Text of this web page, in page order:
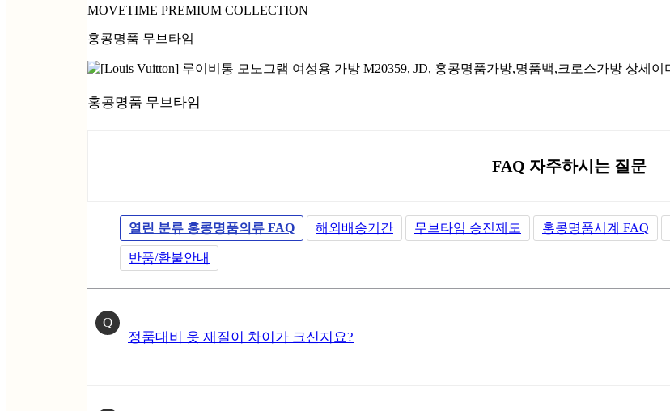
MOVETIME PREMIUM COLLECTION
홍콩명품 무브타임
홍콩명품 무브타임
FAQ 자주하시는 질문
열린 분류 홍콩명품의류 FAQ 해외배송기간 무브타임 승진제도 홍콩명품시계 FAQ
반품/환불안내
Q
정품대비 옷 재질이 차이가 크신지요?